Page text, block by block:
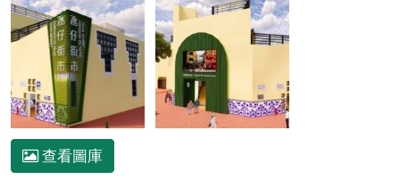
查看圖庫